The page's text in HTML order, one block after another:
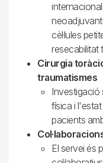
cèl·lules
resecabilitat
Cirurgia
traumatismes
Investigació
física i
pacients
El servei és